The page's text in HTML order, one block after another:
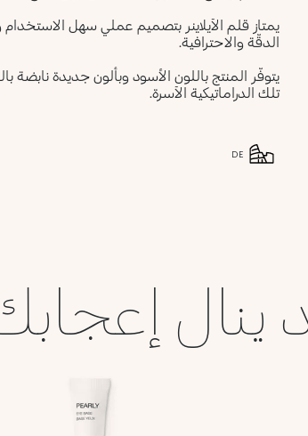
يمتاز قلم الآيلاينر بتصميم عملي سهل
الدقّة والاحترافية.
يتوفّر المنتج باللون الأسود وبألون جديدة نابضة
تلك الدراماتيكية الآسرة.
DE
ينال